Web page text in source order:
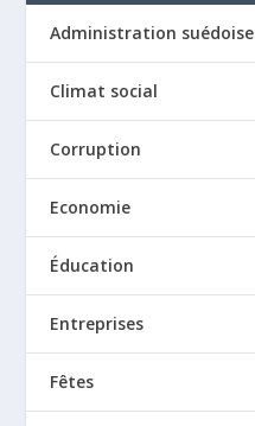
Administration suédoise
Climat social
Corruption
Economie
Éducation
Entreprises
Fêtes